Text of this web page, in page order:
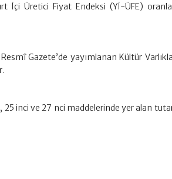
İçi Üretici Fiyat Endeksi (Yİ-ÜFE)
Gazete’de yayımlanan Kültür
25 inci ve 27 nci maddelerinde yer alan